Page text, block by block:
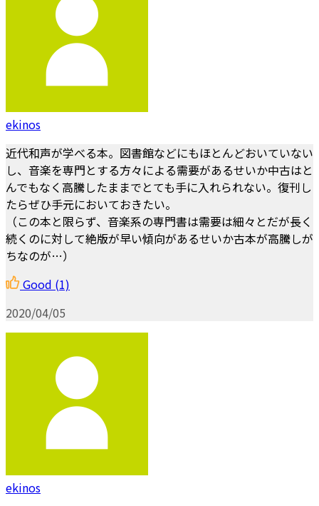
ekinos
近代和声が学べる本。図書館などにもほとんどおいていない
し、音楽を専門とする方々による需要があるせいか中古はと
んでもなく高騰したままでとても手に入れられない。復刊し
たらぜひ手元においておきたい。
（この本と限らず、音楽系の専門書は需要は細々とだが長く
続くのに対して絶版が早い傾向があるせいか古本が高騰しが
ちなのが…）
Good (1)
2020/04/05
ekinos